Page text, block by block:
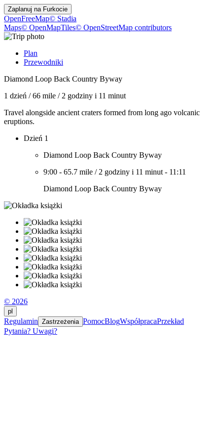
Zaplanuj na Furkocie
OpenFreeMap© Stadia
Maps© OpenMapTiles© OpenStreetMap contributors
Plan
Przewodniki
Diamond Loop Back Country Byway
1 dzień /66 mile / 2 godziny i 11 minut
Travel alongside ancient craters formed from long ago volcanic
eruptions.
Dzień 1
Diamond Loop Back Country Byway
9:00 - 65.7 mile / 2 godziny i 11 minut - 11:11
Diamond Loop Back Country Byway
© 2026
pl
Regulamin Zastrzeżenia PomocBlogWspółpracaPrzekład
Pytania? Uwagi?